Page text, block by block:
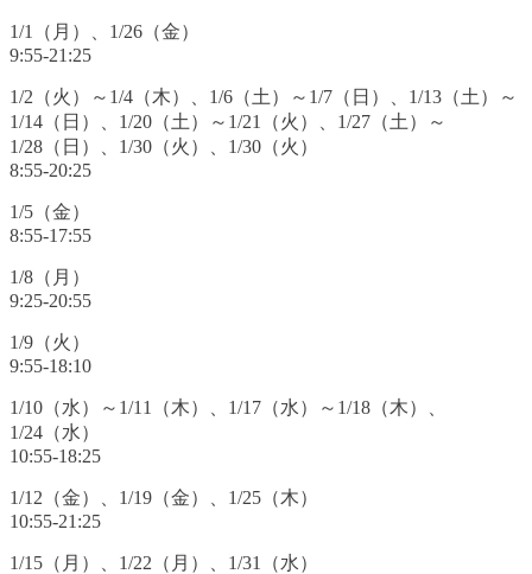
1/1（月）、1/26（金）
9:55-21:25
1/2（火）～1/4（木）、1/6（土）～1/7（日）、1/13（土）～
1/14（日）、1/20（土）～1/21（火）、1/27（土）～
1/28（日）、1/30（火）、1/30（火）
8:55-20:25
1/5（金）
8:55-17:55
1/8（月）
9:25-20:55
1/9（火）
9:55-18:10
1/10（水）～1/11（木）、1/17（水）～1/18（木）、
1/24（水）
10:55-18:25
1/12（金）、1/19（金）、1/25（木）
10:55-21:25
1/15（月）、1/22（月）、1/31（水）